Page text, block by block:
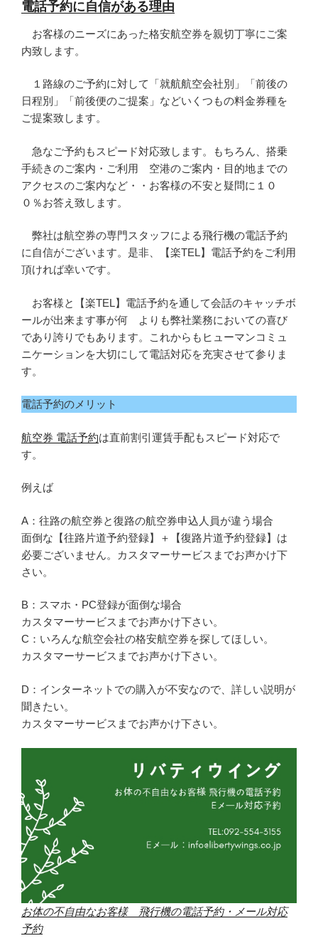
電話予約に自信がある理由
お客様のニーズにあった格安航空券を親切丁寧にご案
内致します。
１路線のご予約に対して「就航航空会社別」「前後の
日程別」「前後便のご提案」などいくつもの料金券種を
ご提案致します。
急なご予約もスピード対応致します。もちろん、搭乗
手続きのご案内・ご利用 空港のご案内・目的地までの
アクセスのご案内など・・お客様の不安と疑問に１０
０％お答え致します。
弊社は航空券の専門スタッフによる飛行機の電話予約
に自信がございます。是非、【楽TEL】電話予約をご利用
頂ければ幸いです。
お客様と【楽TEL】電話予約を通して会話のキャッチボ
ールが出来ます事が何 よりも弊社業務においての喜び
であり誇りでもあります。これからもヒューマンコミュ
ニケーションを大切にして電話対応を充実させて参りま
す。
電話予約のメリット
航空券 電話予約は直前割引運賃手配もスピード対応で
す。
例えば
A：往路の航空券と復路の航空券申込人員が違う場合
面倒な【往路片道予約登録】＋【復路片道予約登録】は
必要ございません。カスタマーサービスまでお声かけ下
さい。
B：スマホ・PC登録が面倒な場合
カスタマーサービスまでお声かけ下さい。
C：いろんな航空会社の格安航空券を探してほしい。
カスタマーサービスまでお声かけ下さい。
D：インターネットでの購入が不安なので、詳しい説明が
聞きたい。
カスタマーサービスまでお声かけ下さい。
お体の不自由なお客様 飛行機の電話予約・メール対応
予約